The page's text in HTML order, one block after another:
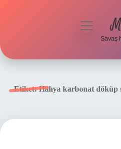
menüyü
Savaş
Etiket:Halıya karbonat döküp